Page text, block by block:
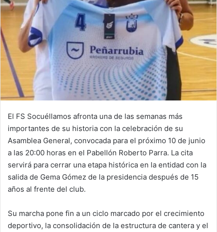
El FS Socuéllamos afronta una de las semanas más
importantes de su historia con la celebración de su
Asamblea General, convocada para el próximo 10 de junio
a las 20:00 horas en el Pabellón Roberto Parra. La cita
servirá para cerrar una etapa histórica en la entidad con la
salida de Gema Gómez de la presidencia después de 15
años al frente del club.
Su marcha pone fin a un ciclo marcado por el crecimiento
deportivo, la consolidación de la estructura de cantera y el